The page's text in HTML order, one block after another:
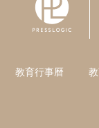
教育行事曆